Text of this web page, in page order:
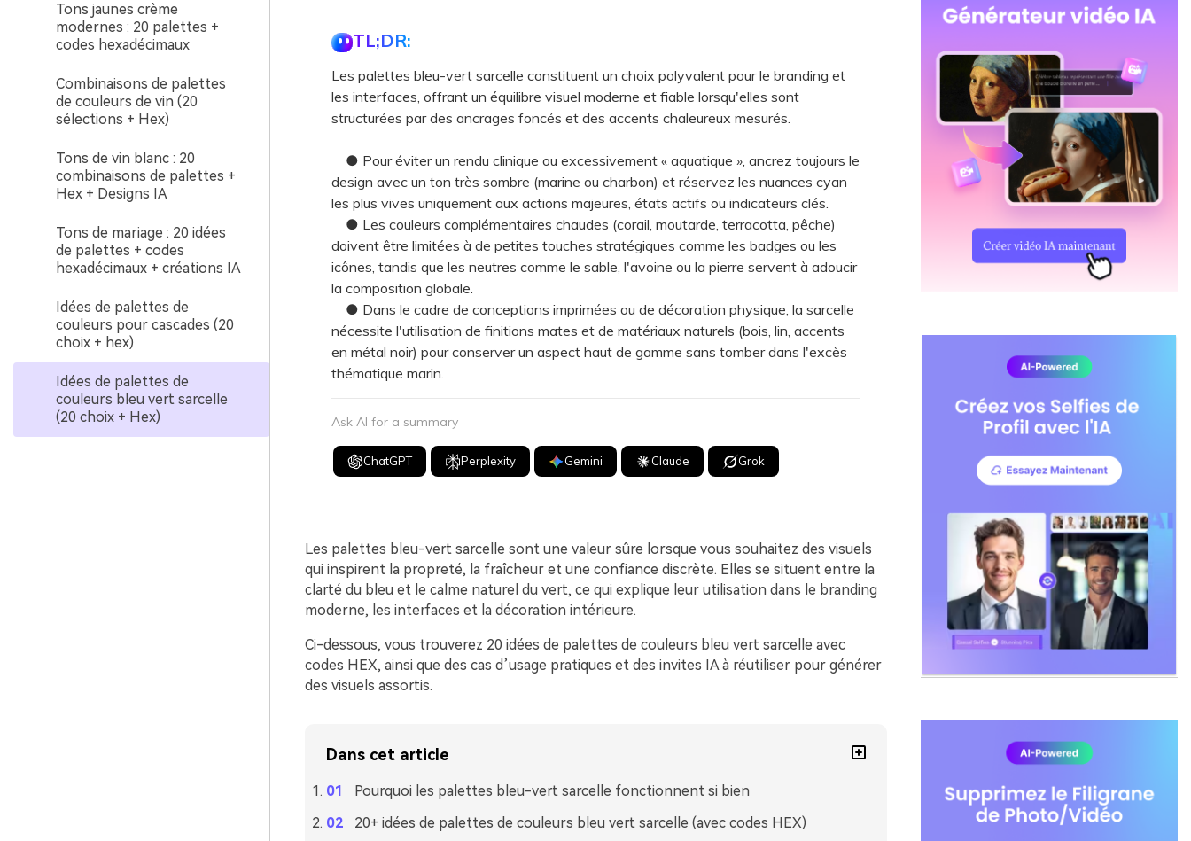
Tons jaunes crème
modernes : 20 palettes +
codes hexadécimaux
Combinaisons de palettes
de couleurs de vin (20
sélections + Hex)
Tons de vin blanc : 20
combinaisons de palettes +
Hex + Designs IA
Tons de mariage : 20 idées
de palettes + codes
hexadécimaux + créations IA
Idées de palettes de
couleurs pour cascades (20
choix + hex)
Idées de palettes de
couleurs bleu vert sarcelle
(20 choix + Hex)
TL;DR:
Les palettes bleu-vert sarcelle constituent un choix polyvalent pour le branding et
les interfaces, offrant un équilibre visuel moderne et fiable lorsqu'elles sont
structurées par des ancrages foncés et des accents chaleureux mesurés.
● Pour éviter un rendu clinique ou excessivement « aquatique », ancrez toujours le
design avec un ton très sombre (marine ou charbon) et réservez les nuances cyan
les plus vives uniquement aux actions majeures, états actifs ou indicateurs clés.
● Les couleurs complémentaires chaudes (corail, moutarde, terracotta, pêche)
doivent être limitées à de petites touches stratégiques comme les badges ou les
icônes, tandis que les neutres comme le sable, l'avoine ou la pierre servent à adoucir
la composition globale.
● Dans le cadre de conceptions imprimées ou de décoration physique, la sarcelle
nécessite l'utilisation de finitions mates et de matériaux naturels (bois, lin, accents
en métal noir) pour conserver un aspect haut de gamme sans tomber dans l'excès
thématique marin.
Ask AI for a summary
ChatGPT Perplexity Gemini Claude Grok
Les palettes bleu-vert sarcelle sont une valeur sûre lorsque vous souhaitez des visuels
qui inspirent la propreté, la fraîcheur et une confiance discrète. Elles se situent entre la
clarté du bleu et le calme naturel du vert, ce qui explique leur utilisation dans le branding
moderne, les interfaces et la décoration intérieure.
Ci-dessous, vous trouverez 20 idées de palettes de couleurs bleu vert sarcelle avec
codes HEX, ainsi que des cas d’usage pratiques et des invites IA à réutiliser pour générer
des visuels assortis.
Dans cet article
Pourquoi les palettes bleu-vert sarcelle fonctionnent si bien
20+ idées de palettes de couleurs bleu vert sarcelle (avec codes HEX)